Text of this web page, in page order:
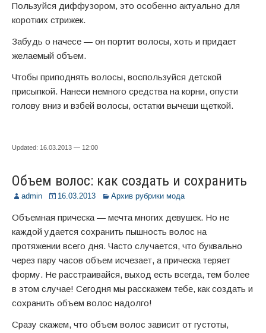
Пользуйся диффузором, это особенно актуально для
коротких стрижек.
Забудь о начесе — он портит волосы, хоть и придает
желаемый объем.
Чтобы приподнять волосы, воспользуйся детской
присыпкой. Нанеси немного средства на корни, опусти
голову вниз и взбей волосы, остатки вычеши щеткой.
Updated: 16.03.2013 — 12:00
Объем волос: как создать и сохранить
admin 16.03.2013 Архив рубрики мода
Объемная прическа — мечта многих девушек. Но не
каждой удается сохранить пышность волос на
протяжении всего дня. Часто случается, что буквально
через пару часов объем исчезает, а прическа теряет
форму. Не расстраивайся, выход есть всегда, тем более
в этом случае! Сегодня мы расскажем тебе, как создать и
сохранить объем волос надолго!
Сразу скажем, что объем волос зависит от густоты,